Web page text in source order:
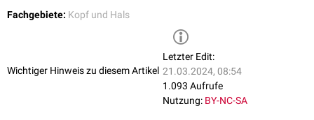
Fachgebiete: Kopf und Hals
Wichtiger Hinweis zu diesem Artikel
Letzter Edit:
21.03.2024, 08:54
1.093 Aufrufe
Nutzung: BY-NC-SA